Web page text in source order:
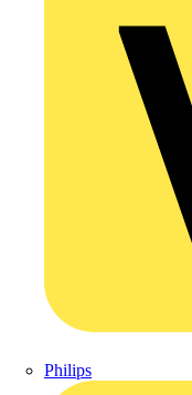
Philips